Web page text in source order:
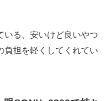
いる、安いけど良いやつ
負担を軽くしてくれてい